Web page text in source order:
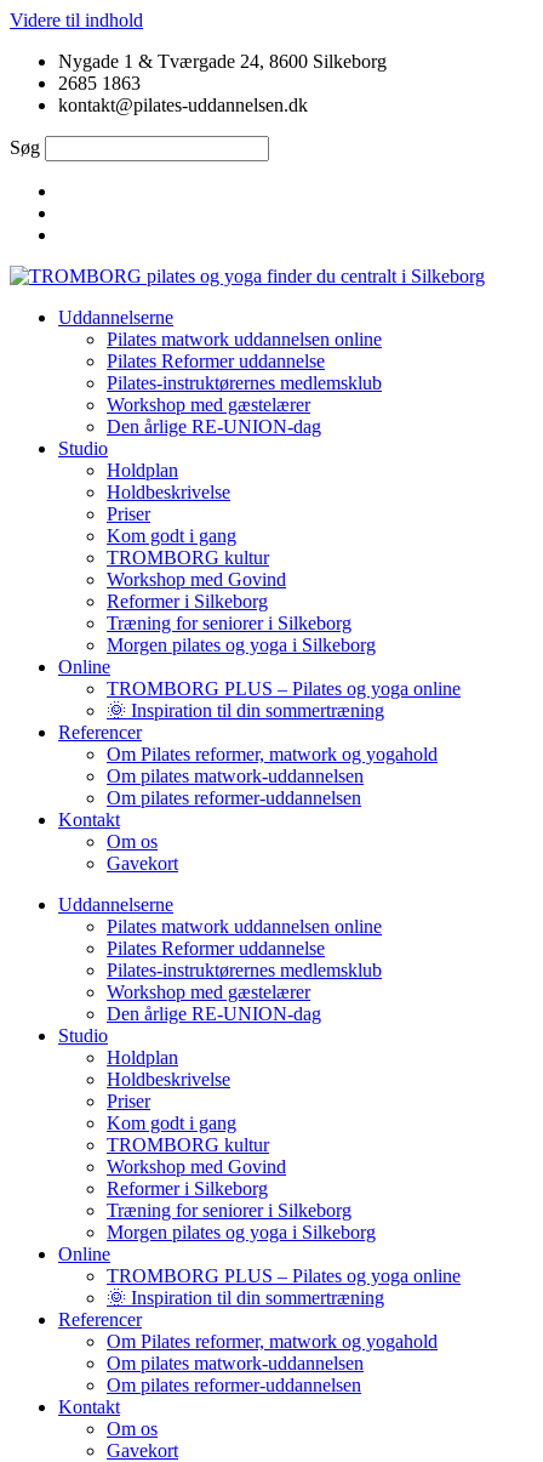
Videre til indhold
Nygade 1 & Tværgade 24, 8600 Silkeborg
2685 1863
kontakt@pilates-uddannelsen.dk
Søg
Uddannelserne
Pilates matwork uddannelsen online
Pilates Reformer uddannelse
Pilates-instruktørernes medlemsklub
Workshop med gæstelærer
Den årlige RE-UNION-dag
Studio
Holdplan
Holdbeskrivelse
Priser
Kom godt i gang
TROMBORG kultur
Workshop med Govind
Reformer i Silkeborg
Træning for seniorer i Silkeborg
Morgen pilates og yoga i Silkeborg
Online
TROMBORG PLUS – Pilates og yoga online
🌞 Inspiration til din sommertræning
Referencer
Om Pilates reformer, matwork og yogahold
Om pilates matwork-uddannelsen
Om pilates reformer-uddannelsen
Kontakt
Om os
Gavekort
Uddannelserne
Pilates matwork uddannelsen online
Pilates Reformer uddannelse
Pilates-instruktørernes medlemsklub
Workshop med gæstelærer
Den årlige RE-UNION-dag
Studio
Holdplan
Holdbeskrivelse
Priser
Kom godt i gang
TROMBORG kultur
Workshop med Govind
Reformer i Silkeborg
Træning for seniorer i Silkeborg
Morgen pilates og yoga i Silkeborg
Online
TROMBORG PLUS – Pilates og yoga online
🌞 Inspiration til din sommertræning
Referencer
Om Pilates reformer, matwork og yogahold
Om pilates matwork-uddannelsen
Om pilates reformer-uddannelsen
Kontakt
Om os
Gavekort